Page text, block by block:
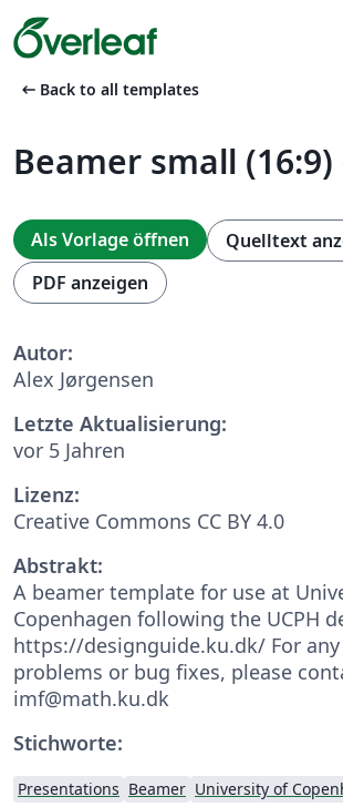
arrow_left_alt Back to all templates
Beamer small (16:9)
Als Vorlage öffnen
Quelltext
PDF anzeigen
Autor:
Alex Jørgensen
Letzte Aktualisierung:
vor 5 Jahren
Lizenz:
Creative Commons CC BY 4.0
Abstrakt:
A beamer template for use at
Copenhagen following the UCPH
https://designguide.ku.dk/ For
problems or bug fixes, please
imf@math.ku.dk
Stichworte:
Presentations Beamer University of